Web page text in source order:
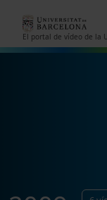
El portal de vídeo de la